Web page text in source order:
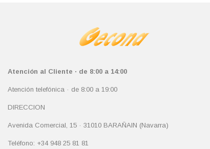
Atención al Cliente · de 8:00 a 14:00
Atención telefónica · de 8:00 a 19:00
DIRECCION
Avenida Comercial, 15 · 31010 BARAÑAIN (Navarra)
Teléfono: +34 948 25 81 81